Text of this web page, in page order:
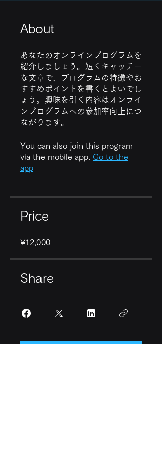
About
あなたのオンラインプログラムを
紹介しましょう。短くキャッチー
な文章で、プログラムの特徴やお
すすめポイントを書くとよいでし
ょう。興味を引く内容はオンライ
ンプログラムへの参加率向上につ
ながります。
You can also join this program
via the mobile app.
Go to the
app
Price
¥12,000
Share